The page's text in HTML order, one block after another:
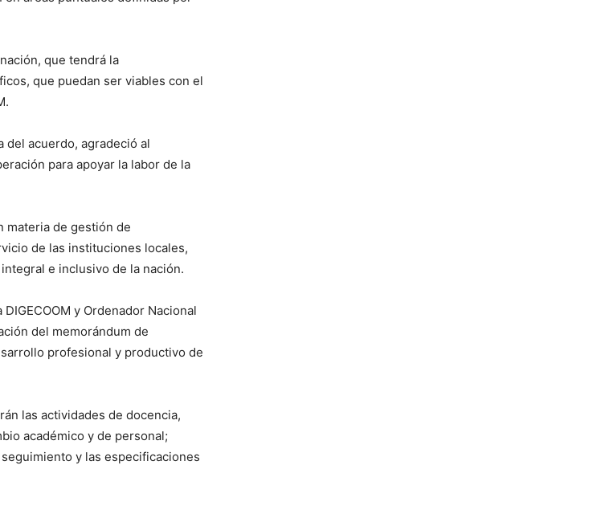
que tendrá la
que puedan ser viables con el
del acuerdo, agradeció al
para apoyar la labor de la
materia de gestión de
de las instituciones locales,
e inclusivo de la nación.
y Ordenador Nacional
del memorándum de
profesional y productivo de
las actividades de docencia,
académico y de personal;
y las especificaciones